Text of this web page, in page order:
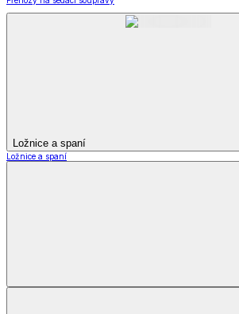
Ložnice a spaní
Ložnice a spaní